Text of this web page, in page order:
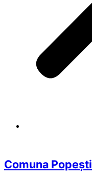
Comuna Popești